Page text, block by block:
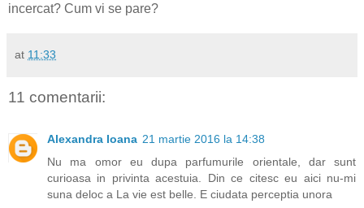
incercat? Cum vi se pare?
at 11:33
11 comentarii:
Alexandra Ioana 21 martie 2016 la 14:38
Nu ma omor eu dupa parfumurile orientale, dar sunt
curioasa in privinta acestuia. Din ce citesc eu aici nu-mi
suna deloc a La vie est belle. E ciudata perceptia unora